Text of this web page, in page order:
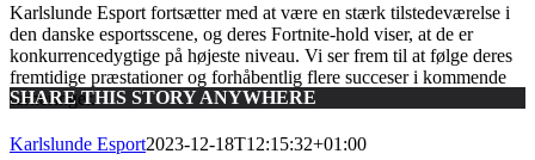
Karlslunde Esport fortsætter med at være en stærk tilstedeværelse i
den danske esportsscene, og deres Fortnite-hold viser, at de er
konkurrencedygtige på højeste niveau. Vi ser frem til at følge deres
fremtidige præstationer og forhåbentlig flere succeser i kommende
turneringer.
SHARE THIS STORY ANYWHERE
Karlslunde Esport2023-12-18T12:15:32+01:00